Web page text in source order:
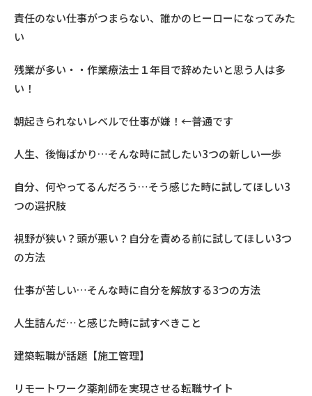
責任のない仕事がつまらない、誰かのヒーローになってみた
い
残業が多い・・作業療法士１年目で辞めたいと思う人は多
い！
朝起きられないレベルで仕事が嫌！←普通です
人生、後悔ばかり…そんな時に試したい3つの新しい一歩
自分、何やってるんだろう…そう感じた時に試してほしい3
つの選択肢
視野が狭い？頭が悪い？自分を責める前に試してほしい3つ
の方法
仕事が苦しい…そんな時に自分を解放する3つの方法
人生詰んだ…と感じた時に試すべきこと
建築転職が話題【施工管理】
リモートワーク薬剤師を実現させる転職サイト